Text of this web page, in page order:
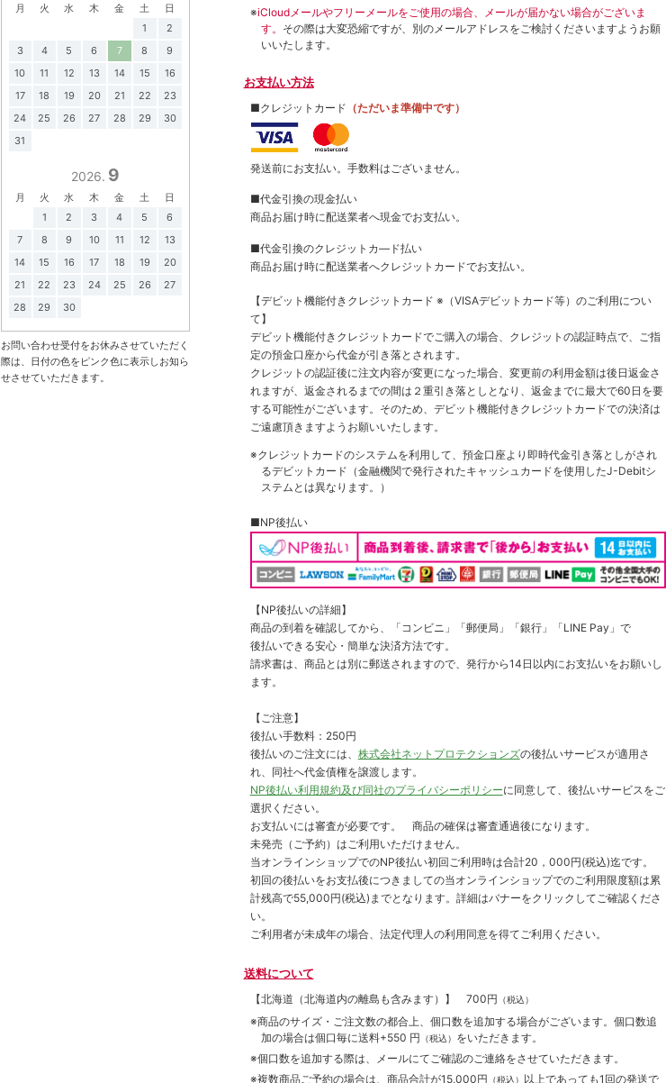
※iCloudメールやフリーメールをご使用の場合、メールが届かない場合がございま
す。 その際は大変恐縮ですが、別のメールアドレスをご検討くださいますようお願
いいたします。
お支払い方法
■クレジットカード （ただいま準備中です）
発送前にお支払い。手数料はございません。
■代金引換の現金払い
商品お届け時に配送業者へ現金でお支払い。
■代金引換のクレジットカ―ド払い
商品お届け時に配送業者へクレジットカードでお支払い。
【デビット機能付きクレジットカード ※（VISAデビットカード等） のご利用につい
て】
デビット機能付きクレジットカードでご購入の場合、クレジットの認証時点で、ご指
定の預金口座から代金が引き落とされます。
クレジットの認証後に注文内容が変更になった場合、変更前の利用金額は後日返金さ
れますが、返金されるまでの間は２重引き落としとなり、返金までに最大で60日を要
する可能性がございます。そのため、デビット機能付きクレジットカードでの決済は
ご遠慮頂きますようお願いいたします。
※クレジットカードのシステムを利用して、預金口座より即時代金引き落としがされ
るデビットカード（金融機関で発行されたキャッシュカードを使用したJ-Debitシ
ステムとは異なります。）
■NP後払い
【NP後払いの詳細】
商品の到着を確認してから、「コンビニ」「郵便局」「銀行」「LINE Pay」で
後払いできる安心・簡単な決済方法です。
請求書は、商品とは別に郵送されますので、発行から14日以内にお支払いをお願いし
ます。
【ご注意】
後払い手数料：250円
後払いのご注文には、 株式会社ネットプロテクションズの後払いサービスが適用さ
れ、同社へ代金債権を譲渡します。
NP後払い利用規約及び同社のプライバシーポリシーに同意して、後払いサービスをご
選択ください。
お支払いには審査が必要です。 商品の確保は審査通過後になります。
未発売（ご予約）はご利用いただけません。
当オンラインショップでのNP後払い初回ご利用時は合計20，000円(税込)迄です。
初回の後払いをお支払後につきましての当オンラインショップでのご利用限度額は累
計残高で55,000円(税込)までとなります。詳細はバナーをクリックしてご確認くださ
い。
ご利用者が未成年の場合、法定代理人の利用同意を得てご利用ください。
送料について
【北海道（北海道内の離島も含みます）】 700円 （税込）
※商品のサイズ・ご注文数の都合上、個口数を追加する場合がございます。個口数追
加の場合は個口毎に送料+550 円 （税込） をいただきます。
※個口数を追加する際は、メールにてご確認のご連絡をさせていただきます。
※複数商品ご予約の場合は、商品合計が15,000円 （税込） 以上であっても1回の発送で
月 火 水 木 金 土
日
1
2
3
4 5 6 7 8
9
10
11 12 13 14 15
16
17
18 19 20 21 22
23
24
25 26 27 28 29
30
31
2026. 9
月 火 水 木 金 土
日
1
2 3 4 5
6
7
8 9 10 11 12
13
14
15 16 17 18 19
20
21
22 23 24 25 26
27
28
29 30
お問い合わせ受付をお休みさせていただく
際は、日付の色をピンク色に表示しお知ら
せさせていただきます。